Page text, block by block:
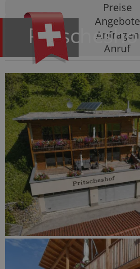
Pritscheshof
Preise
Angebote
Anfragen
Anruf